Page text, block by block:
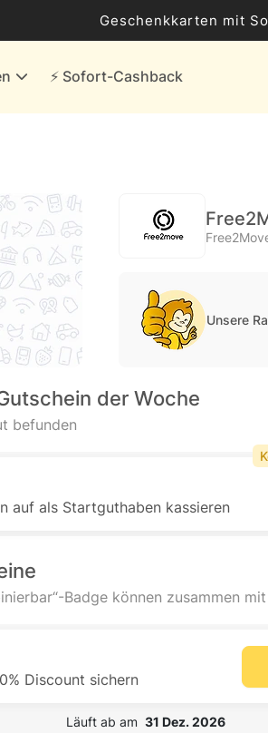
Geschenkkarten mit
⚡️ Sofort-Cashback
Unsere
der Woche
befunden
auf als Startguthaben kassieren
Badge können zusammen
Discount sichern
Läuft ab am 31 Dez. 2026